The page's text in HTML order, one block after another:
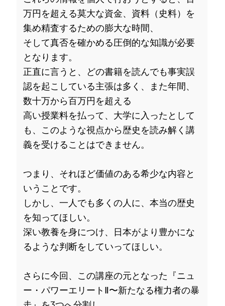
万円を超える莫大な資金、資料（史料）を
集め精査するための膨大な時間、
そして真否を確かめる圧倒的な知識が必要
となります。
正直に言うと、どの書籍を読んでも事実誤
認を起こしている主張は多く、また年間、
数十万から百万円を超える
高い授業料を払って、大学に入ったとして
も、このような視点から歴史を読み解く講
義を受けることはできません。
つまり、それほど価値のある希少な内容と
いうことです。
しかし、一人でも多くの人に、本当の歴史
を知ってほしい。
深い教養を身につけ、日本がより豊かにな
るような判断をしていってほしい。
さらに今回、この講座の元となった『ニュ
ー・パワーエリートⅡ〜新たなる権力者の暴